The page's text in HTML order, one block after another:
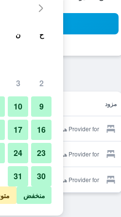
مزود
Provider for هوستال فيلاردي
Provider for هوستال فيلاردي
Provider for هوستال فيلاردي
ح ن
2
3
9
10
16
17
23
24
30
31
منخفض